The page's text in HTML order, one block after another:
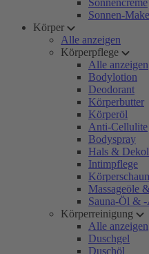
Sonnencreme
Sonnen-
Körper
Alle anzeigen
Körperpflege
Alle anzeigen
Bodylotion
Deodorant
Körperbutter
Körperöl
Anti-Cellulite
Bodyspray
Hals &
Intimpflege
Massageöle
Sauna-Öl &
Körperreinigung
Alle anzeigen
Duschgel
Duschöl